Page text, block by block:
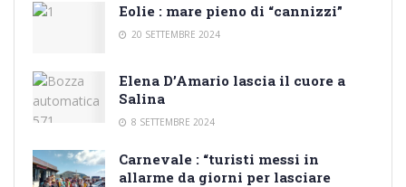
Eolie : mare pieno di “cannizzi”
20 SETTEMBRE 2024
Elena D’Amario lascia il cuore a
Salina
8 SETTEMBRE 2024
Carnevale : “turisti messi in
allarme da giorni per lasciare